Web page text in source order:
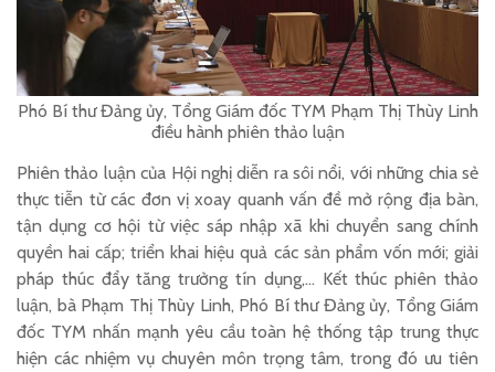
Phó Bí thư Đảng ủy, Tổng Giám đốc TYM Phạm Thị Thùy Linh
điều hành phiên thảo luận
Phiên thảo luận của Hội nghị diễn ra sôi nổi, với những chia sẻ
thực tiễn từ các đơn vị xoay quanh vấn đề mở rộng địa bàn,
tận dụng cơ hội từ việc sáp nhập xã khi chuyển sang chính
quyền hai cấp; triển khai hiệu quả các sản phẩm vốn mới; giải
pháp thúc đẩy tăng trưởng tín dụng,… Kết thúc phiên thảo
luận, bà Phạm Thị Thùy Linh, Phó Bí thư Đảng ủy, Tổng Giám
đốc TYM nhấn mạnh yêu cầu toàn hệ thống tập trung thực
hiện các nhiệm vụ chuyên môn trọng tâm, trong đó ưu tiên